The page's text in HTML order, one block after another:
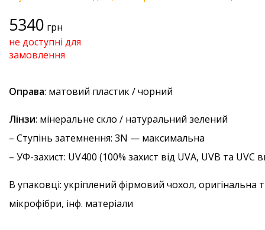
5340 грн
не доступні для
замовлення
Оправа: матовий пластик / чорний
Лінзи: мінеральне скло / натуральний зелений
– Ступінь затемнення: 3N — максимальна
– УФ-захист: UV400 (100% захист від UVA, UVB та
В упаковці: укріплений фірмовий чохол, оригінальна
мікрофібри, інф. матеріали